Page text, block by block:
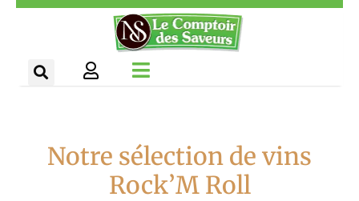
Aller
Notre sélection de vins
Rock’M Roll
Panneau de gestion des cookies